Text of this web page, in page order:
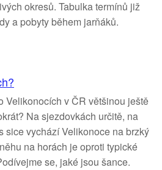
okresů. Tabulka termínů již
a pobyty během jarňáků.
Velikonocích v ČR většinou ještě
Na sjezdovkách určitě, na
sice vychází Velikonoce na brzký
na horách je oproti typické
se, jaké jsou šance.